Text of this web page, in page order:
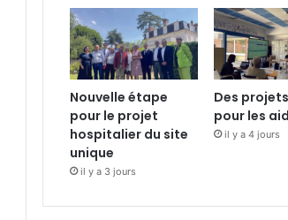
Nouvelle étape
pour le projet
hospitalier du site
unique
il y a 3 jours
Des
pour les
il y a 4 jours